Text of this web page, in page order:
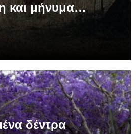
και μήνυμα…
δέντρα